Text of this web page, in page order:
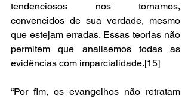
tendenciosos nos tornamos,
convencidos de sua verdade, mesmo
que estejam erradas. Essas teorias não
permitem que analisemos todas as
evidências com imparcialidade.[15]
“Por fim, os evangelhos não retratam